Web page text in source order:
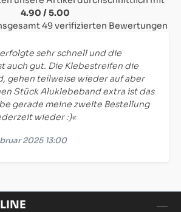
4.90 / 5.00
49 verifizierten Bewertungen
sehr schnell und die
auch gut. Die Klebestreifen die
gehen teilweise wieder auf aber
Stück Aluklebeband extra ist das
gerade meine zweite Bestellung
wieder :)«
2025 13:00